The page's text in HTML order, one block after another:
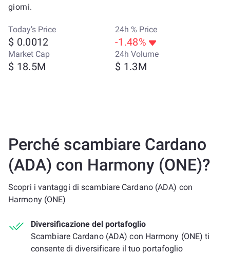
giorni.
Today’s Price
$ 0.0012
24h % Price
-1.48%
Market Cap
$ 18.5M
24h Volume
$ 1.3M
Perché scambiare Cardano
(ADA) con Harmony (ONE)?
Scopri i vantaggi di scambiare Cardano (ADA) con
Harmony (ONE)
Diversificazione del portafoglio
Scambiare Cardano (ADA) con Harmony (ONE) ti
consente di diversificare il tuo portafoglio